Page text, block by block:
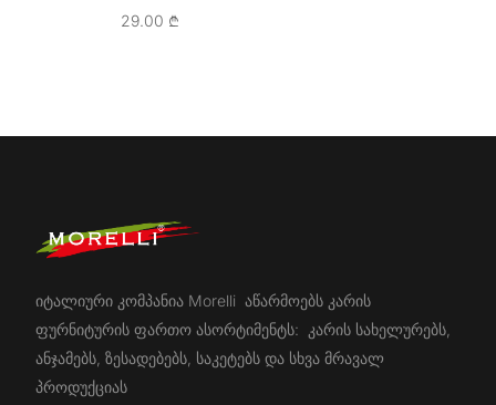
29.00 ₾
იტალიური კომპანია Morelli აწარმოებს კარის
ფურნიტურის ფართო ასორტიმენტს: კარის სახელურებს,
ანჯამებს, ზესადებებს, საკეტებს და სხვა მრავალ
პროდუქციას